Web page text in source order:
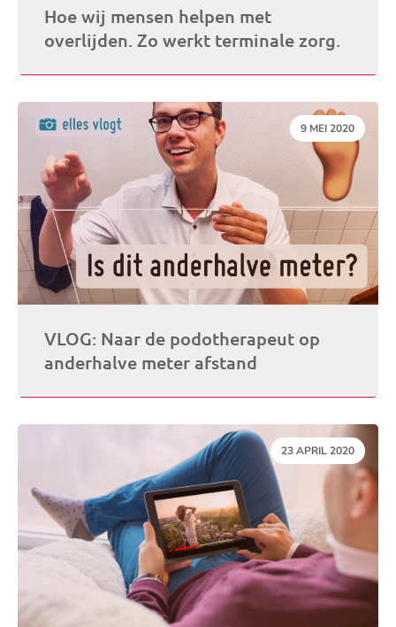
Hoe wij mensen helpen met
overlijden. Zo werkt terminale zorg.
DATUM:
9 MEI 2020
VLOG: Naar de podotherapeut op
anderhalve meter afstand
DATUM:
23 APRIL 2020